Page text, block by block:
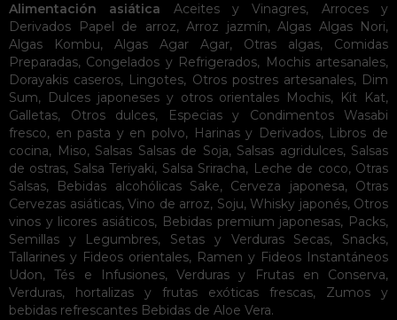
Alimentación asiática Aceites y Vinagres, Arroces y
Derivados
Papel de arroz, Arroz jazmín, Algas Algas Nori,
Algas Kombu, Algas Agar Agar, Otras algas, Comidas
Preparadas, Congelados y Refrigerados, Mochis artesanales,
Dorayakis caseros, Lingotes, Otros postres artesanales, Dim
Sum, Dulces japoneses y otros orientales Mochis, Kit Kat,
Galletas, Otros dulces, Especias y Condimentos
Wasabi
fresco, en pasta y en polvo, Harinas y Derivados, Libros de
cocina, Miso, Salsas Salsas de Soja, Salsas agridulces, Salsas
de ostras, Salsa Teriyaki, Salsa Sriracha, Leche de coco, Otras
Salsas, Bebidas alcohólicas Sake, Cerveza japonesa, Otras
Cervezas asiáticas, Vino de arroz, Soju, Whisky japonés, Otros
vinos y licores asiáticos, Bebidas premium japonesas, Packs,
Semillas y Legumbres, Setas y Verduras Secas, Snacks,
Tallarines y Fideos orientales, Ramen y Fideos Instantáneos
Udon,Tés e Infusiones, Verduras y Frutas en Conserva,
Verduras, hortalizas y frutas exóticas frescas, Zumos y
bebidas refrescantes Bebidas de Aloe Vera.